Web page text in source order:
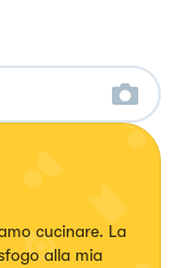
cucinare. La
alla mia